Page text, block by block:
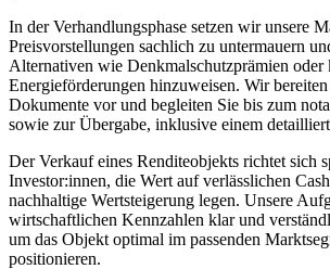
In der Verhandlungsphase setzen wir unsere
Preisvorstellungen sachlich zu untermauern
Alternativen wie Denkmalschutzprämien oder
Energieförderungen hinzuweisen. Wir
Dokumente vor und begleiten Sie bis zum
sowie zur Übergabe, inklusive einem
Der Verkauf eines Renditeobjekts richtet sich
Investor:innen, die Wert auf verlässlichen
nachhaltige Wertsteigerung legen. Unsere
wirtschaftlichen Kennzahlen klar und
um das Objekt optimal im passenden
positionieren.